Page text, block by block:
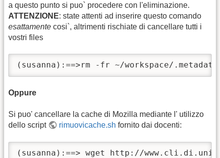
a questo punto si puo` procedere con l'eliminazione.
ATTENZIONE: state attenti ad inserire questo comando
esattamente cosi`, altrimenti rischiate di cancellare tutti i
vostri files
(susanna):==>rm -fr ~/workspace/.metadata
Oppure
Si puo' cancellare la cache di Mozilla mediante l' utilizzo
dello script
rimuovicache.sh fornito dai docenti:
(susanna):==> wget http://